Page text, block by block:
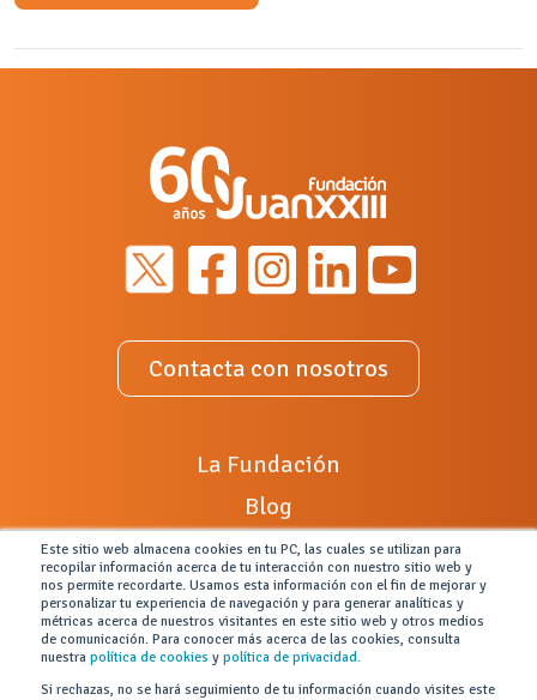
Este sitio web almacena cookies en tu PC, las cuales se utilizan para
recopilar información acerca de tu interacción con nuestro sitio web y
nos permite recordarte. Usamos esta información con el fin de mejorar y
personalizar tu experiencia de navegación y para generar analíticas y
métricas acerca de nuestros visitantes en este sitio web y otros medios
de comunicación. Para conocer más acerca de las cookies, consulta
nuestra política de cookies y política de privacidad.
Si rechazas, no se hará seguimiento de tu información cuando visites este
Contacta con nosotros
La Fundación
Blog
Radio XXIII
¿Alguna incidencia?
Colabora con nosotros
Portal de empleo